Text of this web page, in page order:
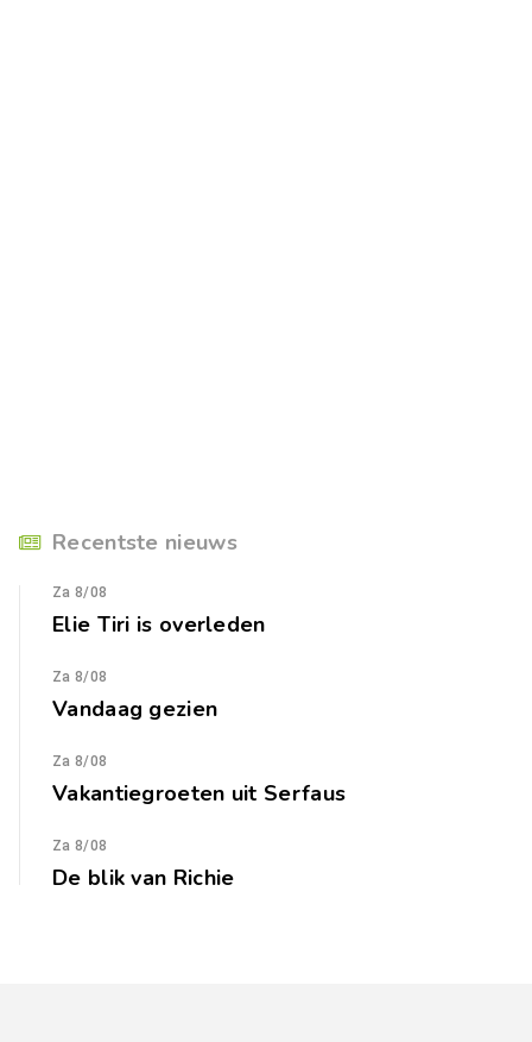
Recentste nieuws
Za 8/08
Elie Tiri is overleden
Za 8/08
Vandaag gezien
Za 8/08
Vakantiegroeten uit Serfaus
Za 8/08
De blik van Richie